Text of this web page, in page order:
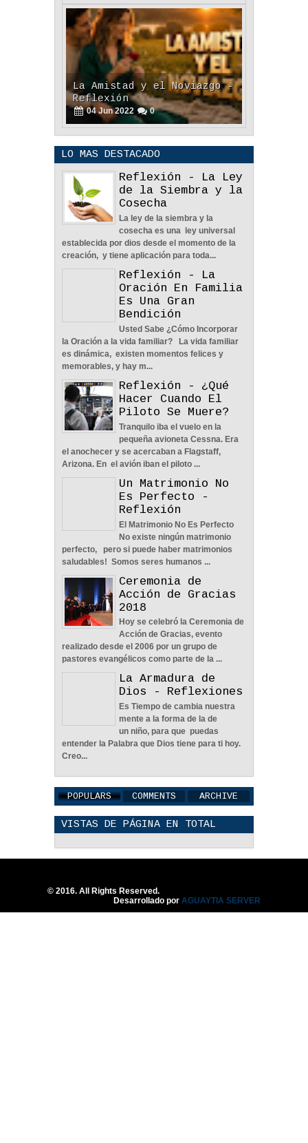
La Amistad y el Noviazgo -
Reflexión
04 Jun 2022 0
Nos Toca Escoger El
Camino, Fácil O Difícil -
Reflexión
2022 0
Aprendiendo A Confiar A
Pesar De Las
Circunstancias - Reflexión
04 Jun 2022 0
En Busca De La Pareja
Adecuada - Reflexión
2022 0
Una Familia Unida Es
Importante - Reflexión
12 May 2026
Una Pareja Que Ora Unida.
- Reflexión
2026 0
Tiempo, Lealtad y
LO MAS DESTACADO
Reflexión - La Ley
de la Siembra y la
Cosecha
La ley de la siembra y la
cosecha es una ley universal
establecida por dios desde el momento de la
creación, y tiene aplicación para toda...
Reflexión - La
Oración En Familia
Es Una Gran
Bendición
Usted Sabe ¿Cómo Incorporar
la Oración a la vida familiar? La vida familiar
es dinámica, existen momentos felices y
memorables, y hay m...
Reflexión - ¿Qué
Hacer Cuando El
Piloto Se Muere?
Tranquilo iba el vuelo en la
pequeña avioneta Cessna. Era
el anochecer y se acercaban a Flagstaff,
Arizona. En el avión iban el piloto ...
Un Matrimonio No
Es Perfecto -
Reflexión
El Matrimonio No Es Perfecto
No existe ningún matrimonio
perfecto, pero si puede haber matrimonios
saludables! Somos seres humanos ...
Ceremonia de
Acción de Gracias
2018
Hoy se celebró la Ceremonia de
Acción de Gracias, evento
realizado desde el 2006 por un grupo de
pastores evangélicos como parte de la ...
La Armadura de
Dios - Reflexiones
Es Tiempo de cambia nuestra
mente a la forma de la de
un niño, para que puedas
entender la Palabra que Dios tiene para ti hoy.
Creo...
POPULARS COMMENTS ARCHIVE
VISTAS DE PÁGINA EN TOTAL
© 2016. All Rights Reserved.
Desarrollado por AGUAYTIA SERVER